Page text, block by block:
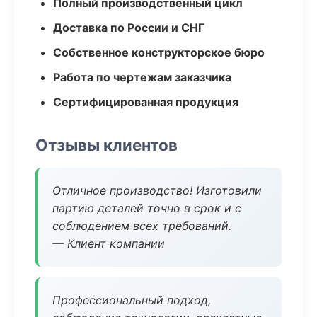
Полный производственный цикл
Доставка по России и СНГ
Собственное конструкторское бюро
Работа по чертежам заказчика
Сертифицированная продукция
Отзывы клиентов
Отличное производство! Изготовили
партию деталей точно в срок и с
соблюдением всех требований.
— Клиент компании
Профессиональный подход,